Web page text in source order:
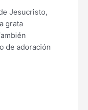
Jesucristo,
grata
de adoración